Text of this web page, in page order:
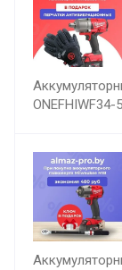
ONEFHIWF34-